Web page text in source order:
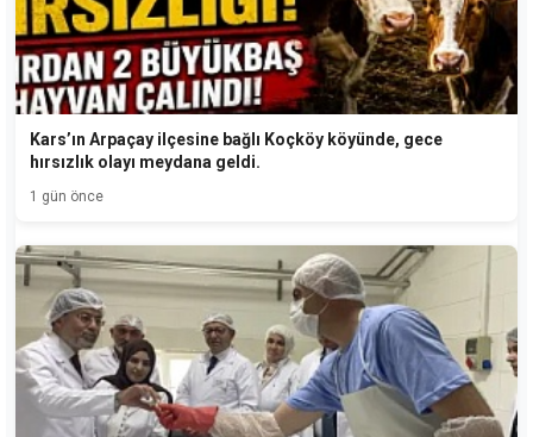
Kars’ın Arpaçay ilçesine bağlı Koçköy köyünde, gece
hırsızlık olayı meydana geldi.
1 gün önce